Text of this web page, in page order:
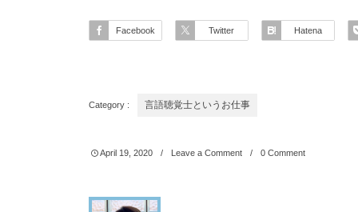
Facebook Twitter Hatena
Category : 言語聴覚士というお仕事
April 19 ,2020 Leave a Comment 0 Comment